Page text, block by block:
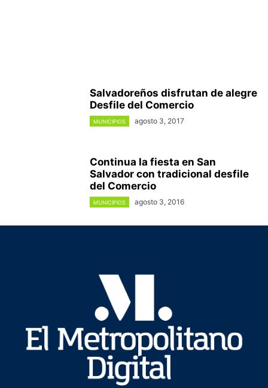
Salvadoreños disfrutan de alegre
Desfile del Comercio
MUNICIPIOS agosto 3, 2017
Continua la fiesta en San
Salvador con tradicional desfile
del Comercio
MUNICIPIOS agosto 3, 2016